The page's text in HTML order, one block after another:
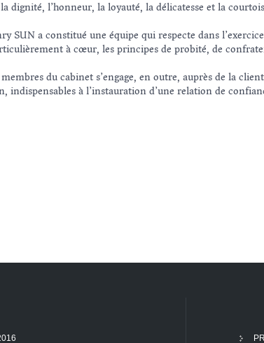
dignité, l’honneur, la loyauté, la délicatesse et la
SUN a constitué une équipe qui respecte dans
à cœur, les principes de probité, de
du cabinet s’engage, en outre, auprès de la
indispensables à l’instauration d’une relation de